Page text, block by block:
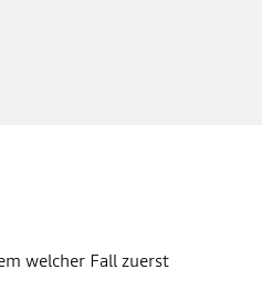
welcher Fall zuerst